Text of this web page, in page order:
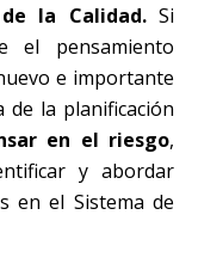
la Calidad. Si
el pensamiento
e importante
la planificación
en el riesgo,
y abordar
en el Sistema de